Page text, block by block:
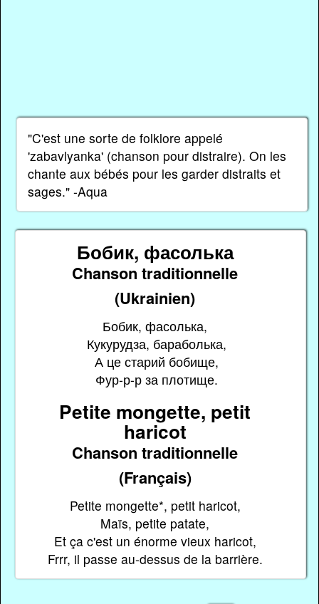
"C'est une sorte de folklore appelé
'zabavlyanka' (chanson pour distraire). On les
chante aux bébés pour les garder distraits et
sages." -Aqua
Бобик, фасолька
Chanson traditionnelle
(Ukrainien)
Бобик, фасолька,
Кукурудза, бараболька,
А це старий бобище,
Фур-р-р за плотище.
Petite mongette, petit
haricot
Chanson traditionnelle
(Français)
Petite mongette*, petit haricot,
Maïs, petite patate,
Et ça c'est un énorme vieux haricot,
Frrr, il passe au-dessus de la barrière.